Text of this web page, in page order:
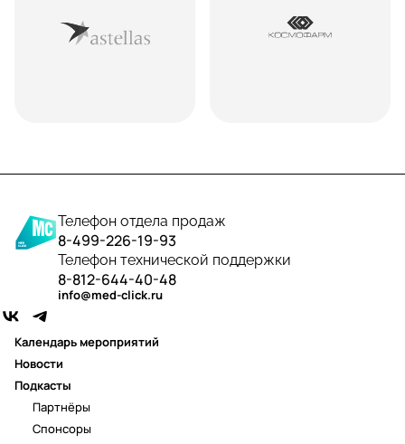
Телефон отдела продаж
8-499-226-19-93
Телефон технической поддержки
8-812-644-40-48
info@med-click.ru
Календарь мероприятий
Новости
Подкасты
Партнёры
Спонсоры